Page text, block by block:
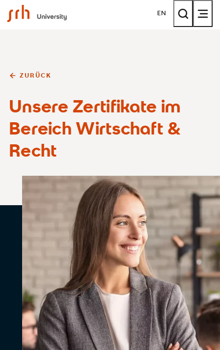
SRH University EN
ZURÜCK
Unsere Zertifikate im
Bereich Wirtschaft &
Recht